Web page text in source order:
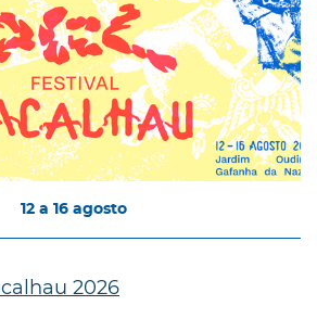
12 a 16 agosto
2026